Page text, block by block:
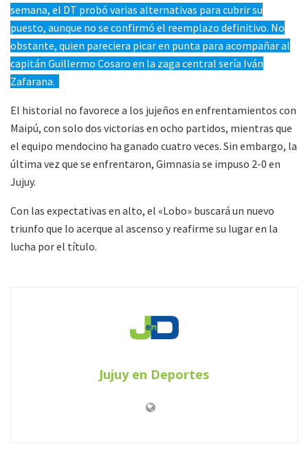
semana, el DT probó varias alternativas para cubrir su
puesto, aunque no se confirmó el reemplazo definitivo. No
obstante, quien pareciera picar en punta para acompañar al
capitán Guillermo Cosaro en la zaga central sería Iván
Zafarana.
El historial no favorece a los jujeños en enfrentamientos con
Maipú, con solo dos victorias en ocho partidos, mientras que
el equipo mendocino ha ganado cuatro veces. Sin embargo, la
última vez que se enfrentaron, Gimnasia se impuso 2-0 en
Jujuy.
Con las expectativas en alto, el «Lobo» buscará un nuevo
triunfo que lo acerque al ascenso y reafirme su lugar en la
lucha por el título.
Jujuy en Deportes